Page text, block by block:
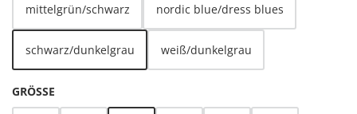
mittelgrün/schwarz nordic blue/dress blues
schwarz/dunkelgrau weiß/dunkelgrau
GRÖSSE